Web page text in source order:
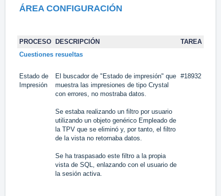
ÁREA CONFIGURACIÓN
PROCESO DESCRIPCIÓN
TAREA
Cuestiones resueltas
Estado de
Impresión
El buscador de "Estado de impresión" que
muestra las impresiones de tipo Crystal
con errores, no mostraba datos.
Se estaba realizando un filtro por usuario
utilizando un objeto genérico Empleado de
la TPV que se eliminó y, por tanto, el filtro
de la vista no retornaba datos.
Se ha traspasado este filtro a la propia
vista de SQL, enlazando con el usuario de
la sesión activa.
#18932